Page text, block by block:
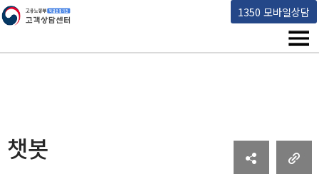
1350 모바일상담
고용노동부 책임운영기관 고객상담센터
메
챗봇